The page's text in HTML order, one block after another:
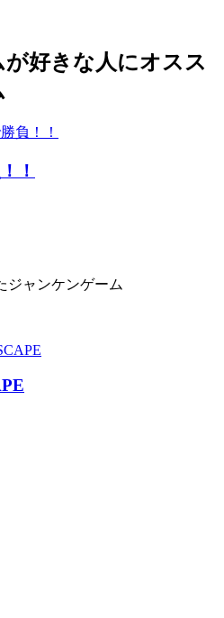
好きな人にオスス
！
ジャンケンゲーム